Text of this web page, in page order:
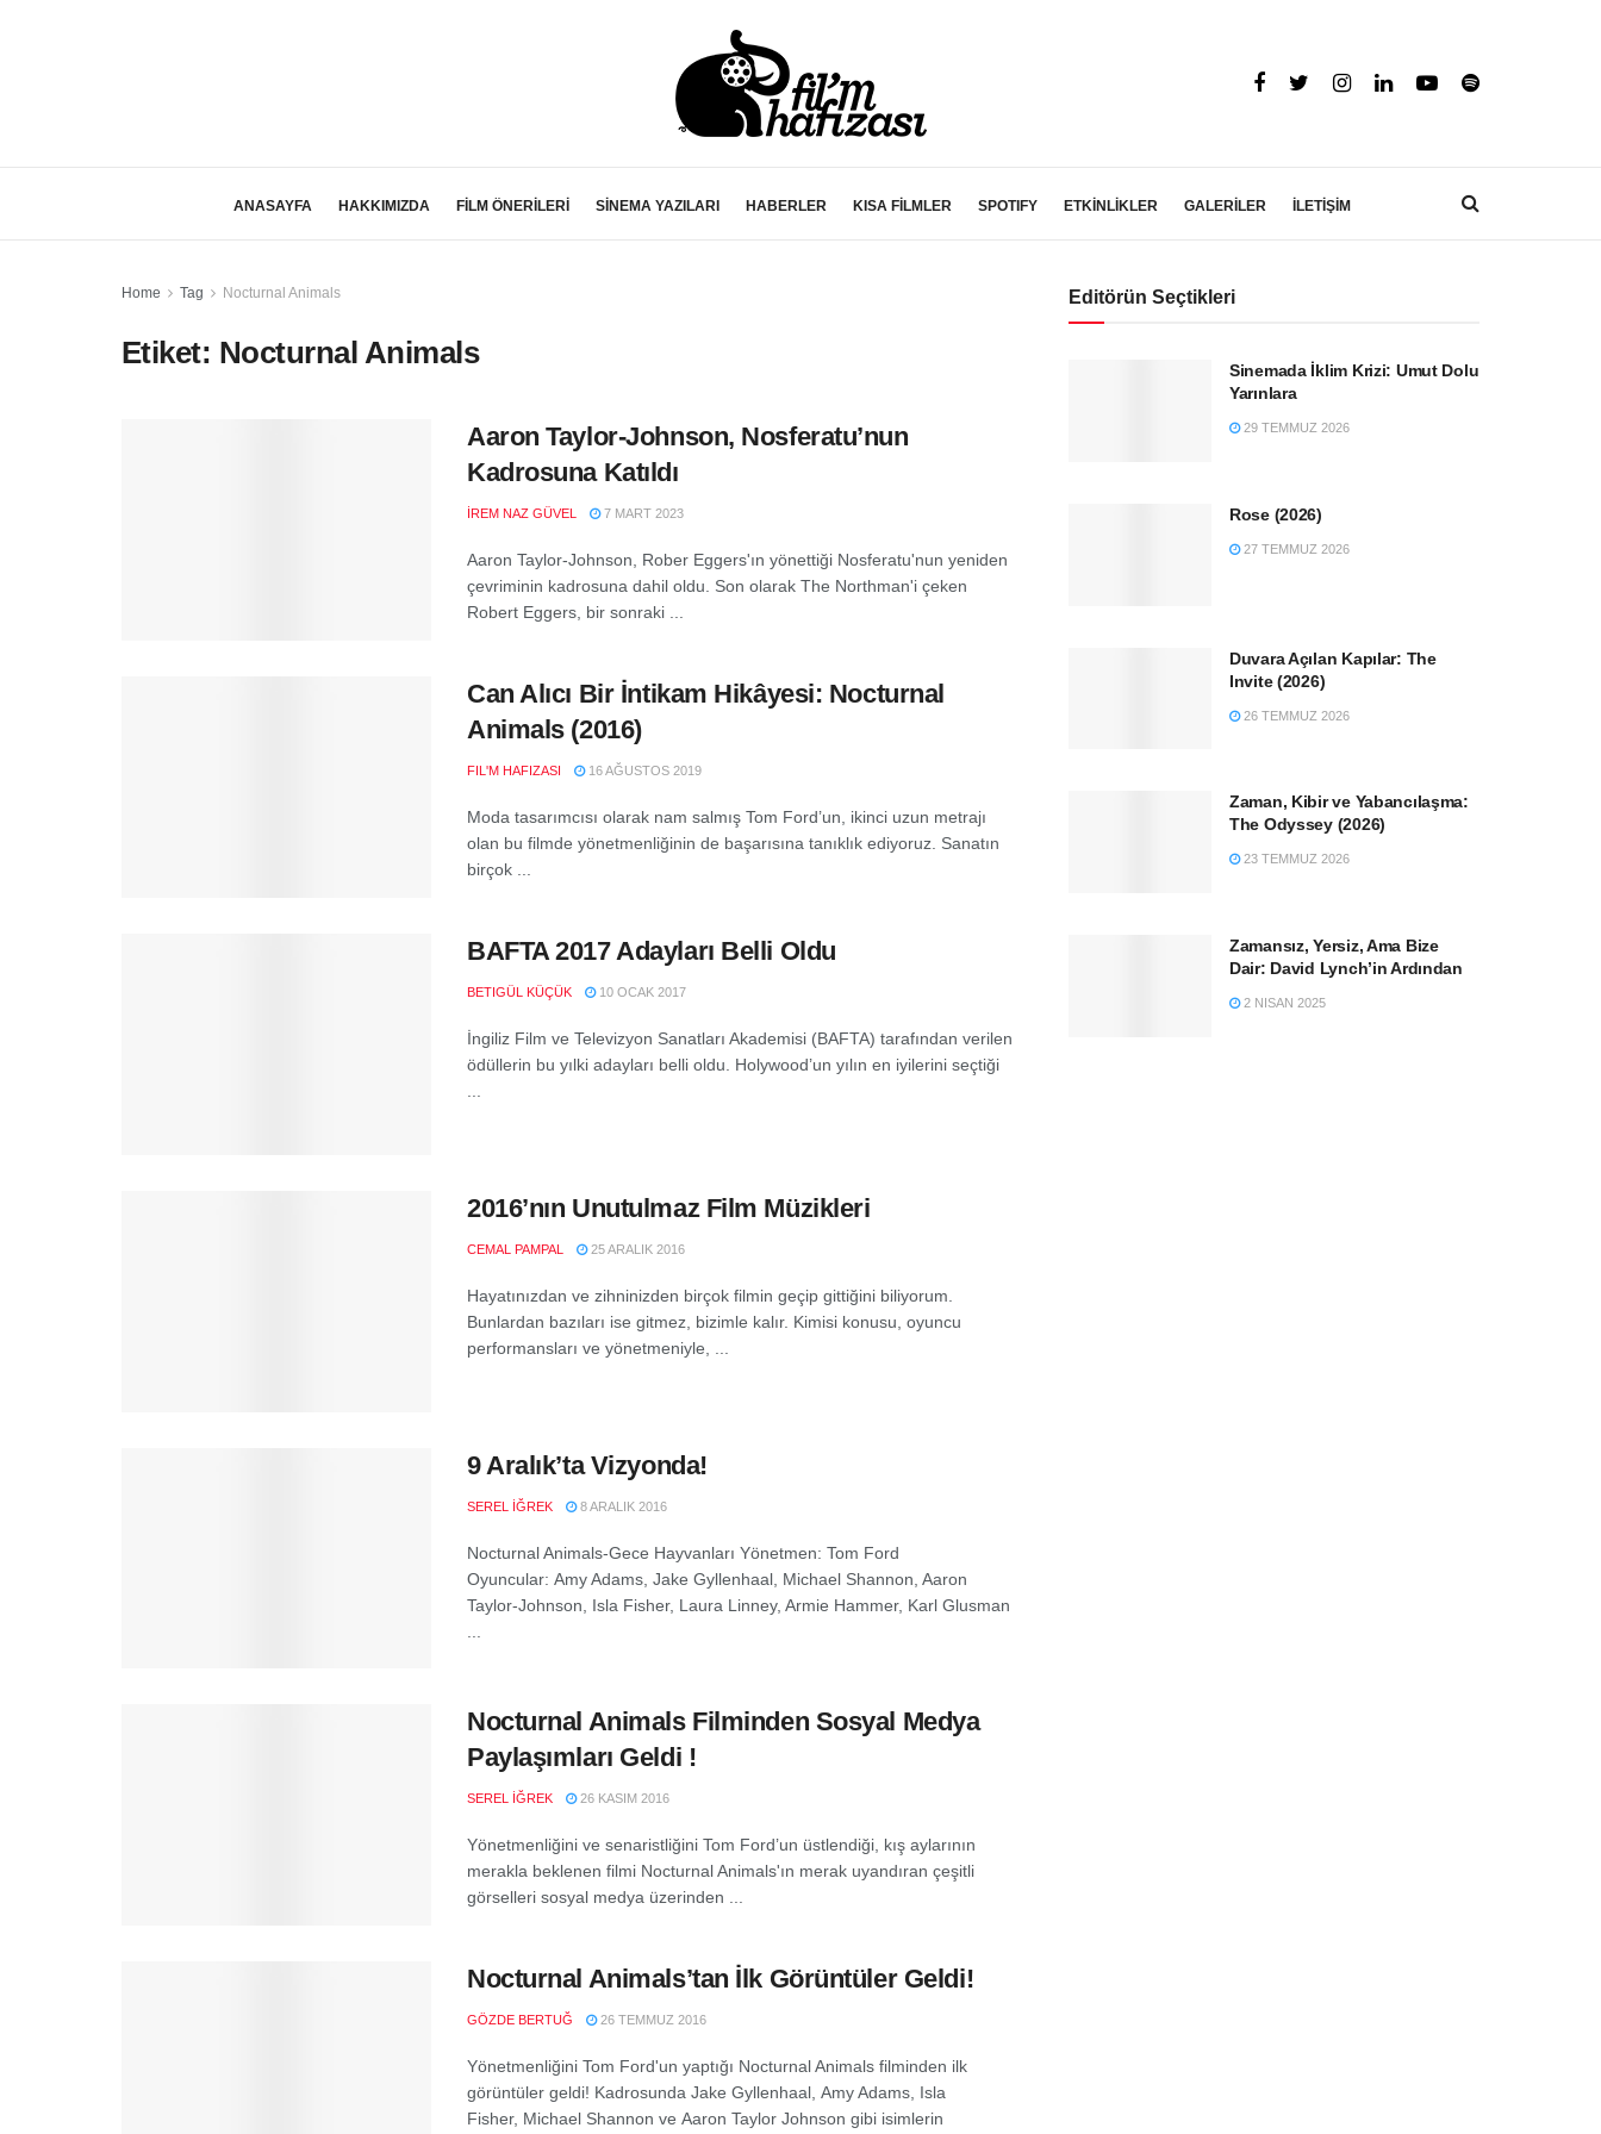
ANASAYFA HAKKIMIZDA FİLM ÖNERİLERİ SİNEMA YAZILARI HABERLER KISA FİLMLER SPOTIFY ETKİNLİKLER GALERİLER İLETİŞİM
Home Tag Nocturnal Animals
Etiket: Nocturnal Animals
Aaron Taylor-Johnson, Nosferatu’nun
Kadrosuna Katıldı
İREM NAZ GÜVEL 7 MART 2023
Aaron Taylor-Johnson, Rober Eggers'ın yönettiği Nosferatu'nun yeniden
çevriminin kadrosuna dahil oldu. Son olarak The Northman'i çeken
Robert Eggers, bir sonraki ...
Can Alıcı Bir İntikam Hikâyesi: Nocturnal
Animals (2016)
FIL'M HAFIZASI 16 AĞUSTOS 2019
Moda tasarımcısı olarak nam salmış Tom Ford’un, ikinci uzun metrajı
olan bu filmde yönetmenliğinin de başarısına tanıklık ediyoruz. Sanatın
birçok ...
BAFTA 2017 Adayları Belli Oldu
BETIGÜL KÜÇÜK 10 OCAK 2017
İngiliz Film ve Televizyon Sanatları Akademisi (BAFTA) tarafından verilen
ödüllerin bu yılki adayları belli oldu. Holywood’un yılın en iyilerini seçtiği
2016’nın Unutulmaz Film Müzikleri
CEMAL PAMPAL 25 ARALIK 2016
Hayatınızdan ve zihninizden birçok filmin geçip gittiğini biliyorum.
Bunlardan bazıları ise gitmez, bizimle kalır. Kimisi konusu, oyuncu
performansları ve yönetmeniyle, ...
9 Aralık’ta Vizyonda!
SEREL İĞREK 8 ARALIK 2016
Nocturnal Animals-Gece Hayvanları Yönetmen: Tom Ford
Oyuncular: Amy Adams, Jake Gyllenhaal, Michael Shannon, Aaron
Taylor-Johnson, Isla Fisher, Laura Linney, Armie Hammer, Karl Glusman
Nocturnal Animals Filminden Sosyal Medya
Paylaşımları Geldi !
SEREL İĞREK 26 KASIM 2016
Yönetmenliğini ve senaristliğini Tom Ford’un üstlendiği, kış aylarının
merakla beklenen filmi Nocturnal Animals'ın merak uyandıran çeşitli
görselleri sosyal medya üzerinden ...
Nocturnal Animals’tan İlk Görüntüler Geldi!
GÖZDE BERTUĞ 26 TEMMUZ 2016
Yönetmenliğini Tom Ford'un yaptığı Nocturnal Animals filminden ilk
görüntüler geldi! Kadrosunda Jake Gyllenhaal, Amy Adams, Isla
Fisher, Michael Shannon ve Aaron Taylor Johnson gibi isimlerin
Editörün Seçtikleri
Sinemada İklim Krizi: Umut Dolu
Yarınlara
29 TEMMUZ 2026
Rose (2026)
27 TEMMUZ 2026
Duvara Açılan Kapılar: The
Invite (2026)
26 TEMMUZ 2026
Zaman, Kibir ve Yabancılaşma:
The Odyssey (2026)
23 TEMMUZ 2026
Zamansız, Yersiz, Ama Bize
Dair: David Lynch’in Ardından
2 NISAN 2025